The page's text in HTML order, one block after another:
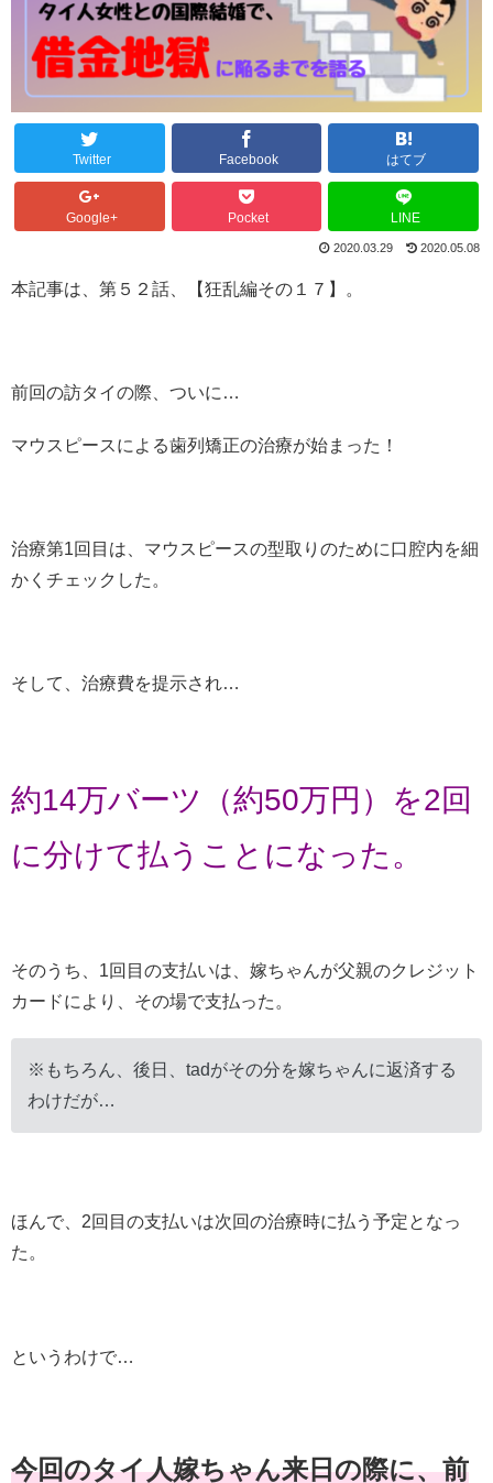
Twitter Facebook はてブ
Google+ Pocket LINE
2020.03.29 2020.05.08
本記事は、第５２話、【狂乱編その１７】。
前回の訪タイの際、ついに…
マウスピースによる歯列矯正の治療が始まった！
治療第1回目は、マウスピースの型取りのために口腔内を細
かくチェックした。
そして、治療費を提示され…
約14万バーツ（約50万円）を2回
に分けて払うことになった。
そのうち、1回目の支払いは、嫁ちゃんが父親のクレジット
カードにより、その場で支払った。
※もちろん、後日、tadがその分を嫁ちゃんに返済する
わけだが…
ほんで、2回目の支払いは次回の治療時に払う予定となっ
た。
というわけで…
今回のタイ人嫁ちゃん来日の際に、前